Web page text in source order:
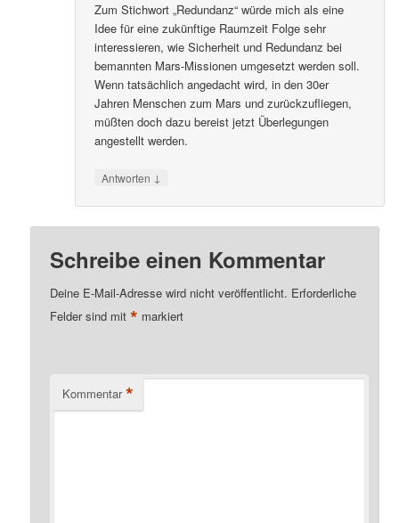
Zum Stichwort „Redundanz“ würde mich als eine
Idee für eine zukünftige Raumzeit Folge sehr
interessieren, wie Sicherheit und Redundanz bei
bemannten Mars-Missionen umgesetzt werden soll.
Wenn tatsächlich angedacht wird, in den 30er
Jahren Menschen zum Mars und zurückzufliegen,
müßten doch dazu bereist jetzt Überlegungen
angestellt werden.
Antworten ↓
Schreibe einen Kommentar
Deine E-Mail-Adresse wird nicht veröffentlicht. Erforderliche
Felder sind mit* markiert
Kommentar *